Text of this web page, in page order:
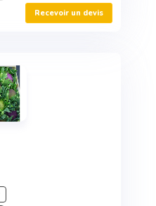
Recevoir un devis